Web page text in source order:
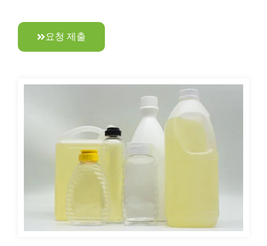
요청 제출